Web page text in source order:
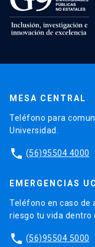
MESA CENTRAL
Teléfono para
Universidad.
phone (56)95504 4000
EMERGENCIAS UC
Teléfono en caso de
riesgo tu vida dentro
phone (56)95504 5000